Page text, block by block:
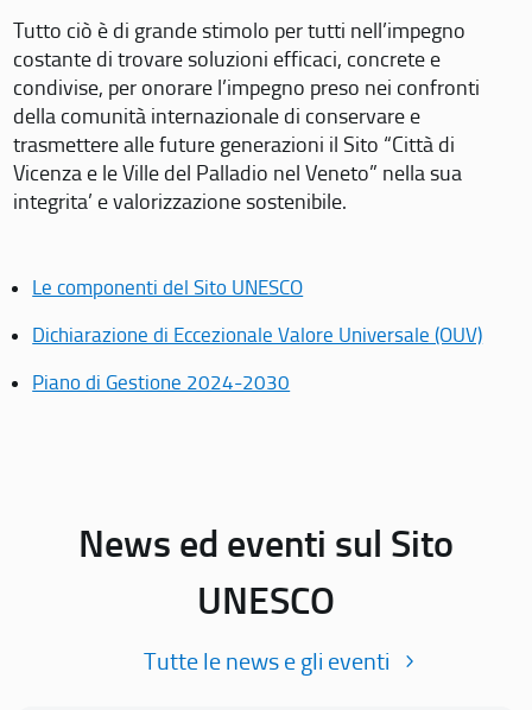
Tutto ciò è di grande stimolo per tutti nell’impegno
costante di trovare soluzioni efficaci, concrete e
condivise, per onorare l’impegno preso nei confronti
della comunità internazionale di conservare e
trasmettere alle future generazioni il Sito “Città di
Vicenza e le Ville del Palladio nel Veneto” nella sua
integrita’ e valorizzazione sostenibile.
Le componenti del Sito UNESCO
Dichiarazione di Eccezionale Valore Universale (OUV)
Piano di Gestione 2024-2030
News ed eventi sul Sito
UNESCO
Tutte le news e gli eventi